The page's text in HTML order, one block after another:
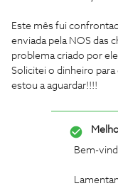
Este mês fui
enviada pela NOS das
problema criado por
Solicitei o dinheiro
estou a aguardar!!!!
Bem-